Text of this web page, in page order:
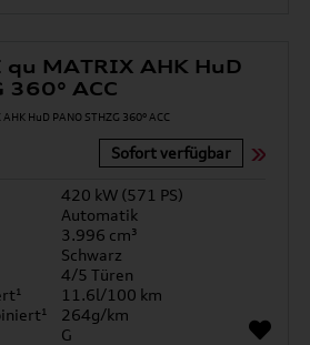
MATRIX AHK HuD
360° ACC
Sofort verfügbar
420 kW (571 PS)
Automatik
3.996 cm³
Schwarz
4/5 Türen
11.6l/100 km
264g/km
G